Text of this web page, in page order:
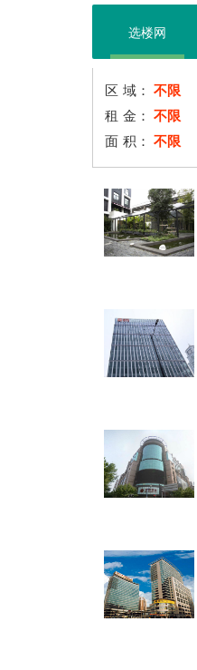
选楼网
区 域： 不限
租 金： 不限
面 积： 不限